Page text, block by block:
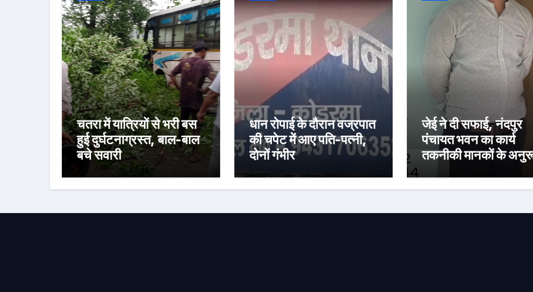
चतरा में यात्रियों से भरी बस
हुई दुर्घटनाग्रस्त, बाल-बाल
बचे सवारी
धान रोपाई के दौरान वज्रपात
की चपेट में आए पति-पत्नी,
दोनों गंभीर
जेई ने दी सफाई, नंदपुर
पंचायत भवन का कार्य
तकनीकी मानकों के
लक्ष्य